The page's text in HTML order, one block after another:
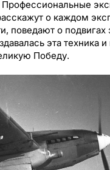
Профессиональные
о каждом
поведают о
эта техника
Победу.